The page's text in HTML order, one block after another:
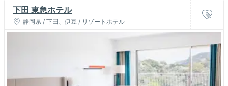
下田 東急ホテル
静岡県 / 下田、伊豆 / リゾートホテル